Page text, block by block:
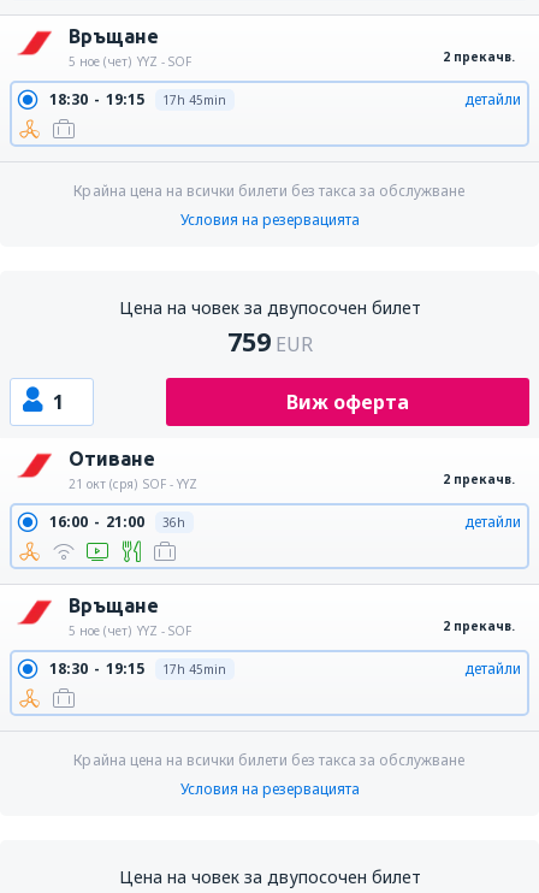
Връщане
5 ное (чет) YYZ - SOF 2 прекачв.
18:30 19:15 17h 45min детайли
Крайна цена на всички билети без такса за обслужване
Условия на резервацията
Цена на човек за двупосочен билет
759 EUR
1 Виж оферта
Отиване
21 окт (сря) SOF - YYZ 2 прекачв.
16:00 21:00 36h детайли
Връщане
5 ное (чет) YYZ - SOF 2 прекачв.
18:30 19:15 17h 45min детайли
Крайна цена на всички билети без такса за обслужване
Условия на резервацията
Цена на човек за двупосочен билет